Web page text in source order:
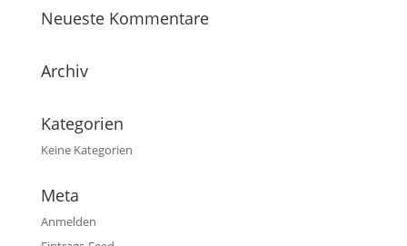
Neueste Kommentare
Archiv
Kategorien
Keine Kategorien
Meta
Anmelden